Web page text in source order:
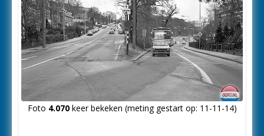
Foto 4.070keer bekeken (meting gestart op: 11-11-14)